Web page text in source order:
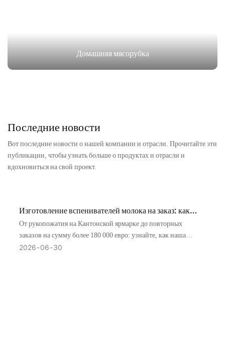
Домашняя мясорубка
Последние новости
Вот последние новости о нашей компании и отрасли. Прочитайте эти
публикации, чтобы узнать больше о продуктах и ​​отрасли и
вдохновиться на свой проект.
Изготовление вспенивателей молока на заказ: как
итальянский бренд стал долгосрочным OEM/ODM-
партнером
От рукопожатия на Кантонской ярмарке до повторных
заказов на сумму более 180 000 евро: узнайте, как наша
услуга OEM/ODM по изготовлению вспенивателей молока
2026 06 30